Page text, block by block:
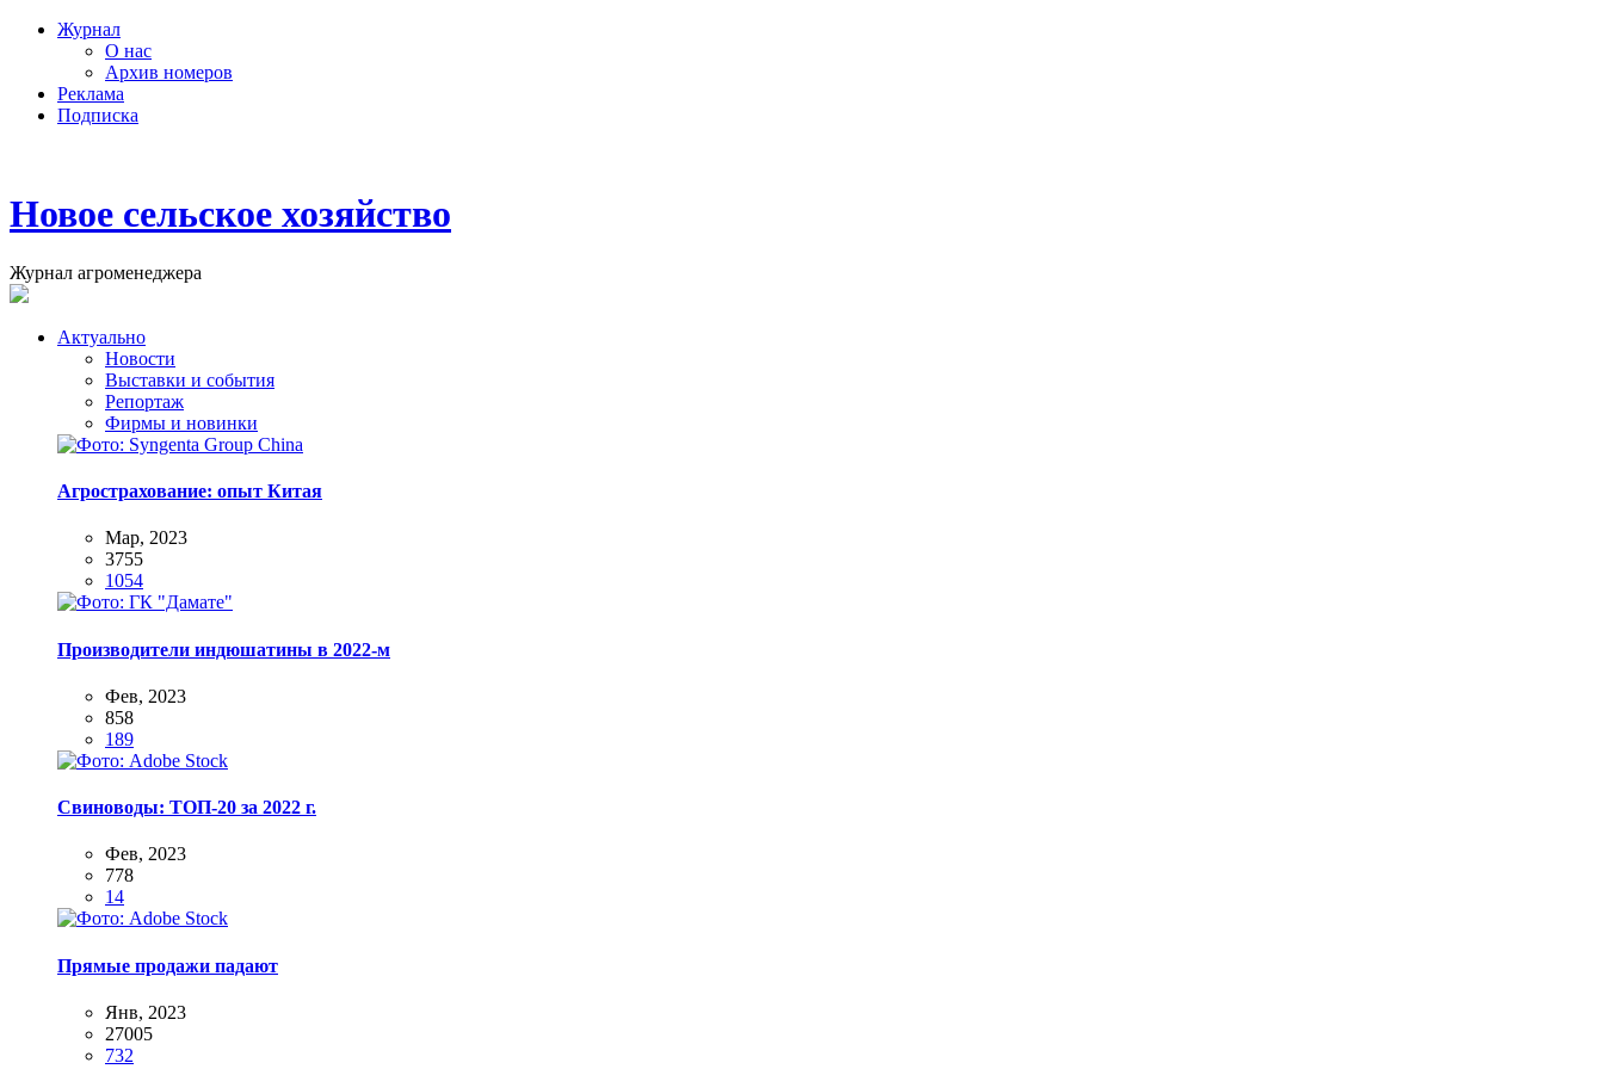
Журнал
О нас
Архив номеров
Реклама
Подписка
Новое сельское хозяйство
Журнал агроменеджера
Актуально
Новости
Выставки и события
Репортаж
Фирмы и новинки
Агрострахование: опыт Китая
Мар, 2023
3755
1054
Производители индюшатины в 2022-м
Фев, 2023
858
189
Свиноводы: ТОП-20 за 2022 г.
Фев, 2023
778
14
Прямые продажи падают
Янв, 2023
27005
732